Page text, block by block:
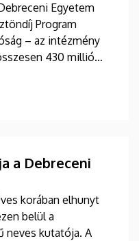
Egyetem
Program
– az intézmény
430 millió
a Debreceni
korában elhunyt
belül a
neves kutatója. A